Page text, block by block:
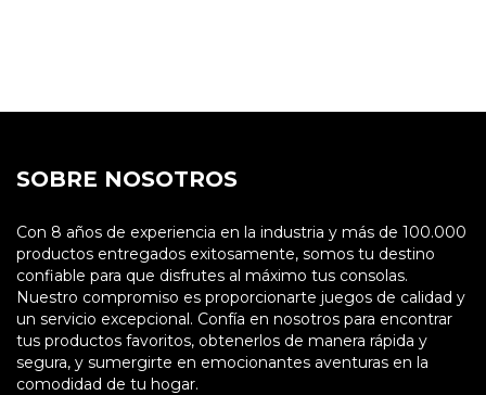
SOBRE NOSOTROS
Con 8 años de experiencia en la industria y más de 100.000
productos entregados exitosamente, somos tu destino
confiable para que disfrutes al máximo tus consolas.
Nuestro compromiso es proporcionarte juegos de calidad y
un servicio excepcional. Confía en nosotros para encontrar
tus productos favoritos, obtenerlos de manera rápida y
segura, y sumergirte en emocionantes aventuras en la
comodidad de tu hogar.